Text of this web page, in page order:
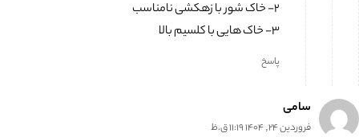
۲- خاک شور با زهکشی نامناسب
۳- خاک هایی با کلسیم بالا
پاسخ
سامی
فروردین 24, 1404 11:19 ق.ظ